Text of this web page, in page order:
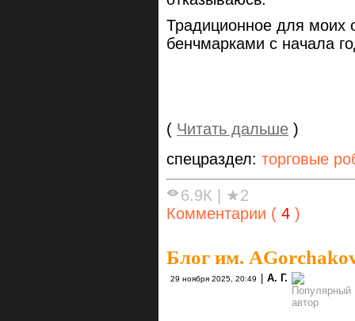
Традиционное для моих
бенчмарками с начала
( Читать дальше )
спецраздел: торговые
6.9К
★2
Комментарии ( 4 )
Блог им.
29 ноября 2025, 20:49 А. Г.